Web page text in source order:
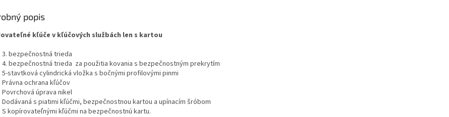
popis
kľúče v kľúčových službách len s kartou
3. bezpečnostná trieda
4. bezpečnostná trieda za použitia kovania s bezpečnostným prekrytím
5-stavtková cylindrická vložka s bočnými profilovými pinmi
Právna ochrana kľúčov
Povrchová úprava nikel
Dodávaná s piatimi kľúčmi, bezpečnostnou kartou a upínacím šróbom
S kopírovateľnými kľúčmi na bezpečnostnú kartu.